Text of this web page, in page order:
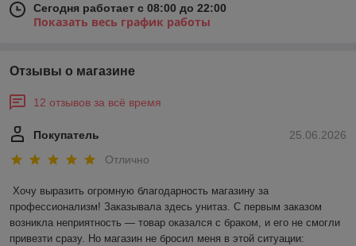
Сегодня работает с 08:00 до 22:00
Показать весь график работы
Отзывы о магазине
12 отзывов за всё время
25.06.2026
Покупатель
Отлично
Хочу выразить огромную благодарность магазину за
профессионализм! Заказывала здесь унитаз. С первым заказом
возникла неприятность — товар оказался с браком, и его не смогли
привезти сразу. Но магазин не бросил меня в этой ситуации: